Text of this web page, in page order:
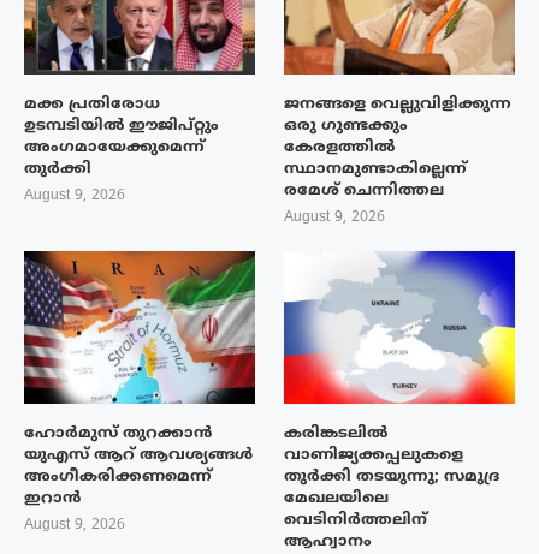
മക്ക പ്രതിരോധ
ഉടമ്പടിയിൽ ഈജിപ്റ്റും
അംഗമായേക്കുമെന്ന്
തുർക്കി
August 9, 2026
ജനങ്ങളെ വെല്ലുവിളിക്കുന്ന
ഒരു ഗുണ്ടക്കും
കേരളത്തിൽ
സ്ഥാനമുണ്ടാകില്ലെന്ന്
രമേശ് ചെന്നിത്തല
August 9, 2026
ഹോർമുസ് തുറക്കാൻ
യുഎസ് ആറ് ആവശ്യങ്ങൾ
അംഗീകരിക്കണമെന്ന്
ഇറാൻ
August 9, 2026
കരിങ്കടലിൽ
വാണിജ്യക്കപ്പലുകളെ
തുർക്കി തടയുന്നു; സമുദ്ര
മേഖലയിലെ
വെടിനിർത്തലിന്
ആഹ്വാനം